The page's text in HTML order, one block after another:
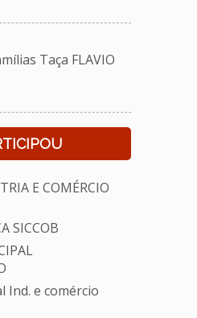
Taça FLAVIO
E COMÉRCIO
SICCOB
Ind. e comércio